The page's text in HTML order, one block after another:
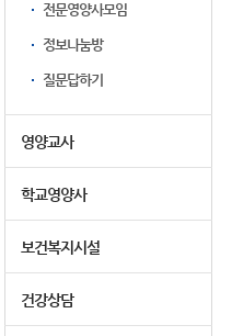
전문영양사모임
정보나눔방
질문답하기
영양교사
학교영양사
보건복지시설
건강상담